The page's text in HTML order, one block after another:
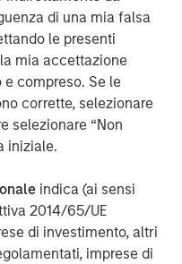
di una mia falsa
le presenti
mia accettazione
e compreso. Se le
corrette, selezionare
selezionare “Non
iniziale.
indica (ai sensi
2014/65/UE
di investimento, altri
imprese di
has more than 1,400
world and $1.8
or supervision as of
Investment
long-term
service, and a
management
which includes
and individuals
about Morgan Stanley
visit